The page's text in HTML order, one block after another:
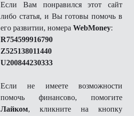
Если Вам понравился этот сайт
либо статья, и Вы готовы помочь в
его развитии, номера WebMoney:
R754599916790
Z525138011440
U200844230333
Если не имеете возможности
помочь финансово, помогите
Лайком, кликните на кнопку